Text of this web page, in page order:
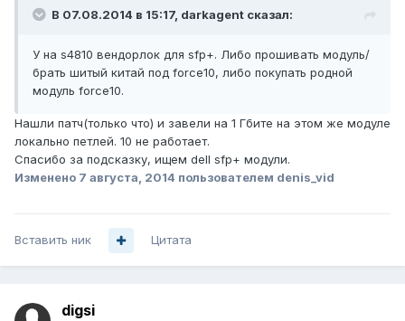
В 07.08.2014 в 15:17, darkagent сказал:
У на s4810 вендорлок для sfp+. Либо прошивать модуль/
брать шитый китай под force10, либо покупать родной
модуль force10.
Нашли патч(только что) и завели на 1 Гбите на этом же модуле
локально петлей. 10 не работает.
Спасибо за подсказку, ищем dell sfp+ модули.
Изменено 7 августа, 2014 пользователем denis_vid
Вставить ник Цитата
digsi